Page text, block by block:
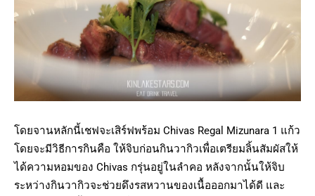
โดยจานหลักนี้เชฟจะเสิร์ฟพร้อม Chivas Regal Mizunara 1 แก้ว
โดยจะมีวิธีการกินคือ ให้จิบก่อนกินวากิวเพื่อเตรียมลิ้นสัมผัสให้
ได้ความหอมของ Chivas กรุ่นอยู่ในลำคอ หลังจากนั้นให้จิบ
ระหว่างกินวากิวจะช่วยดึงรสหวานของเนื้อออกมาได้ดี และ